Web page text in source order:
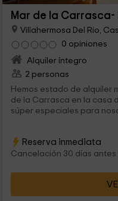
Mar de la
Villahermosa Del Rio,
0 opiniones
Alquiler íntegro
2 personas
Hemos estado de alquiler
de la Carrasca en la casa
súper especiales para
tus preocupaciones, en el
naturaleza. Nuestra
naturaleza, ver el
súper agradable y
cerámica y joyas muy
horno de leña que hacen
Reserva inmediata
Cancelación 30 días antes